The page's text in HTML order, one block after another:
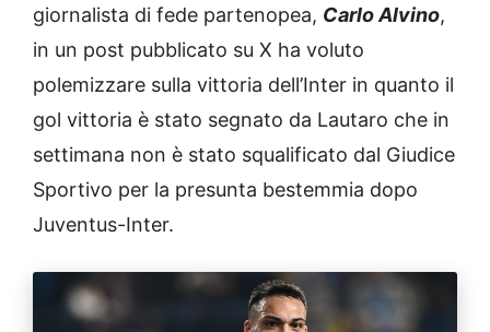
giornalista di fede partenopea, Carlo Alvino,
in un post pubblicato su X ha voluto
polemizzare sulla vittoria dell’Inter in quanto il
gol vittoria è stato segnato da Lautaro che in
settimana non è stato squalificato dal Giudice
Sportivo per la presunta bestemmia dopo
Juventus-Inter.